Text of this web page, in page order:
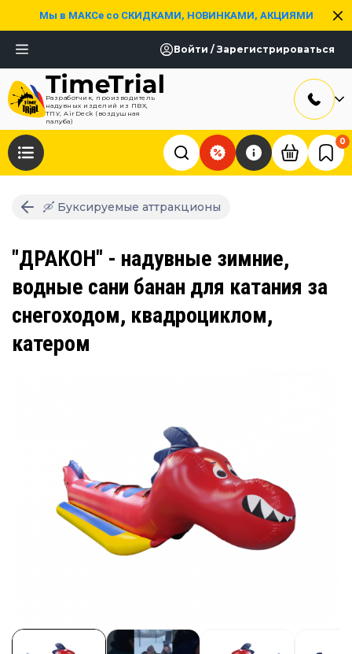
Мы в МАКСе со СКИДКАМИ, НОВИНКАМИ, АКЦИЯМИ
Войти / Зарегистрироваться
Разработчик, производитель
надувных изделий из ПВХ,
ТПУ, AirDeck (воздушная
палуба)
0
🛶 Буксируемые аттракционы
"ДРАКОН" - надувные зимние,
водные сани банан для катания за
снегоходом, квадроциклом,
катером